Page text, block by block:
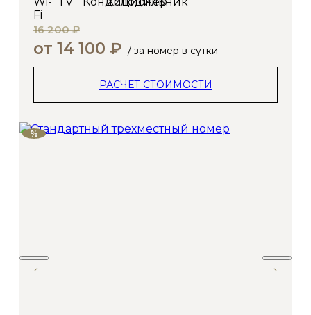
16 200 ₽
от 14 100 ₽ / за номер в сутки
РАСЧЕТ СТОИМОСТИ
%